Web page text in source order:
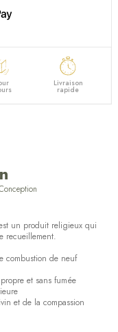
Livraison
rapide
un produit religieux qui
recueillement.
combustion de neuf
et sans fumée
et de la compassion